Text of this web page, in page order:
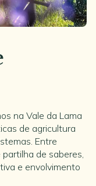
na Vale da Lama
de agricultura
Entre
de saberes,
e envolvimento